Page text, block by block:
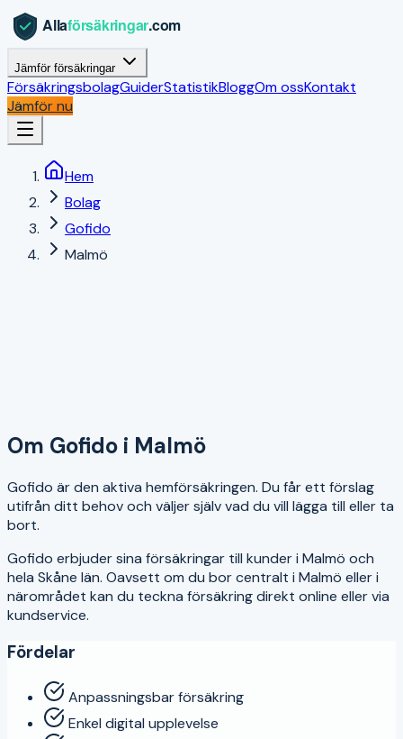
Jämför försäkringar
FörsäkringsbolagGuiderStatistikBloggOm ossKontakt
Jämför nu
Hem
Bolag
Gofido
Malmö
Om Gofido i Malmö
Gofido är den aktiva hemförsäkringen. Du får ett förslag
utifrån ditt behov och väljer själv vad du vill lägga till eller ta
bort.
Gofido erbjuder sina försäkringar till kunder i Malmö och
hela Skåne län. Oavsett om du bor centralt i Malmö eller i
närområdet kan du teckna försäkring direkt online eller via
kundservice.
Fördelar
Anpassningsbar försäkring
Enkel digital upplevelse